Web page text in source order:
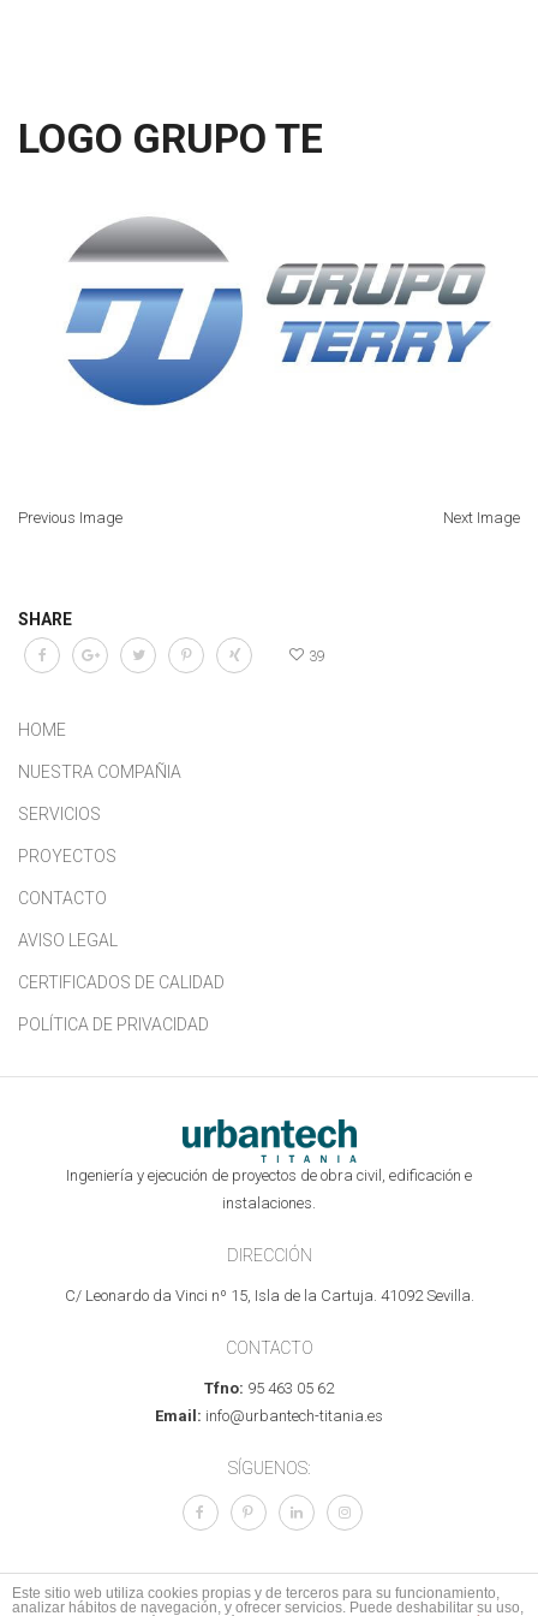
LOGO GRUPO TE
Previous Image Next Image
SHARE
39
HOME
NUESTRA COMPAÑIA
SERVICIOS
PROYECTOS
CONTACTO
AVISO LEGAL
CERTIFICADOS DE CALIDAD
POLÍTICA DE PRIVACIDAD
Ingeniería y ejecución de proyectos de obra civil, edificación e
instalaciones.
DIRECCIÓN
C/ Leonardo da Vinci nº 15, Isla de la Cartuja. 41092 Sevilla.
CONTACTO
Tfno: 95 463 05 62
Email: info@urbantech-titania.es
SÍGUENOS:
Este sitio web utiliza cookies propias y de terceros para su funcionamiento,
analizar hábitos de navegación, y ofrecer servicios. Puede deshabilitar su uso,